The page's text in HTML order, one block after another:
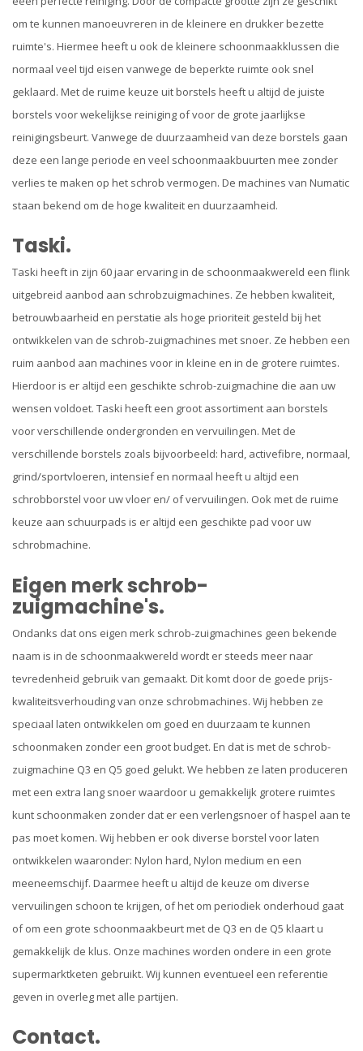
om te kunnen manoeuvreren in de kleinere en drukker bezette
ruimte's. Hiermee heeft u ook de kleinere schoonmaakklussen die
normaal veel tijd eisen vanwege de beperkte ruimte ook snel
geklaard. Met de ruime keuze uit borstels heeft u altijd de juiste
borstels voor wekelijkse reiniging of voor de grote jaarlijkse
reinigingsbeurt. Vanwege de duurzaamheid van deze borstels gaan
deze een lange periode en veel schoonmaakbuurten mee zonder
verlies te maken op het schrob vermogen. De machines van Numatic
staan bekend om de hoge kwaliteit en duurzaamheid.
Taski.
Taski heeft in zijn 60 jaar ervaring in de schoonmaakwereld een flink
uitgebreid aanbod aan schrobzuigmachines. Ze hebben kwaliteit,
betrouwbaarheid en perstatie als hoge prioriteit gesteld bij het
ontwikkelen van de schrob-zuigmachines met snoer. Ze hebben een
ruim aanbod aan machines voor in kleine en in de grotere ruimtes.
Hierdoor is er altijd een geschikte schrob-zuigmachine die aan uw
wensen voldoet. Taski heeft een groot assortiment aan borstels
voor verschillende ondergronden en vervuilingen. Met de
verschillende borstels zoals bijvoorbeeld: hard, activefibre, normaal,
grind/sportvloeren, intensief en normaal heeft u altijd een
schrobborstel voor uw vloer en/ of vervuilingen. Ook met de ruime
keuze aan schuurpads is er altijd een geschikte pad voor uw
schrobmachine.
Eigen merk schrob-
zuigmachine's.
Ondanks dat ons eigen merk schrob-zuigmachines geen bekende
naam is in de schoonmaakwereld wordt er steeds meer naar
tevredenheid gebruik van gemaakt. Dit komt door de goede prijs-
kwaliteitsverhouding van onze schrobmachines. Wij hebben ze
speciaal laten ontwikkelen om goed en duurzaam te kunnen
schoonmaken zonder een groot budget. En dat is met de schrob-
zuigmachine Q3 en Q5 goed gelukt. We hebben ze laten produceren
met een extra lang snoer waardoor u gemakkelijk grotere ruimtes
kunt schoonmaken zonder dat er een verlengsnoer of haspel aan te
pas moet komen. Wij hebben er ook diverse borstel voor laten
ontwikkelen waaronder: Nylon hard, Nylon medium en een
meeneemschijf. Daarmee heeft u altijd de keuze om diverse
vervuilingen schoon te krijgen, of het om periodiek onderhoud gaat
of om een grote schoonmaakbeurt met de Q3 en de Q5 klaart u
gemakkelijk de klus. Onze machines worden ondere in een grote
supermarktketen gebruikt. Wij kunnen eventueel een referentie
geven in overleg met alle partijen.
Contact.